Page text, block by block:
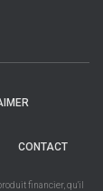
CONTACT
financier, qu'il